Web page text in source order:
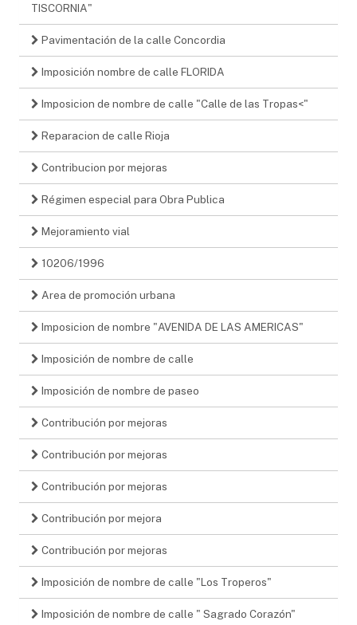
TISCORNIA"
Pavimentación de la calle Concordia
Imposición nombre de calle FLORIDA
Imposicion de nombre de calle "Calle de las Tropas<"
Reparacion de calle Rioja
Contribucion por mejoras
Régimen especial para Obra Publica
Mejoramiento vial
10206/1996
Area de promoción urbana
Imposicion de nombre "AVENIDA DE LAS AMERICAS"
Imposición de nombre de calle
Imposición de nombre de paseo
Contribución por mejoras
Contribución por mejoras
Contribución por mejoras
Contribución por mejora
Contribución por mejoras
Imposición de nombre de calle "Los Troperos"
Imposición de nombre de calle " Sagrado Corazón"